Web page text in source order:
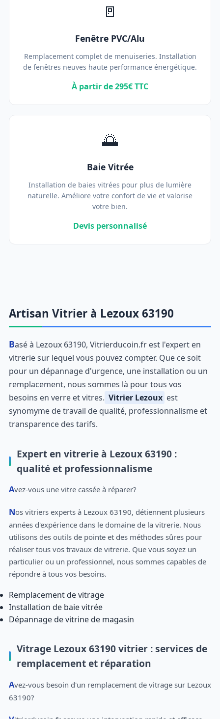
🚪
Fenêtre PVC/Alu
Remplacement complet de menuiseries. Installation
de fenêtres neuves haute performance énergétique.
À partir de 295€ TTC
🌅
Baie Vitrée
Installation de baies vitrées pour plus de lumière
naturelle. Améliore votre confort de vie et valorise
votre bien.
Devis personnalisé
Artisan Vitrier à Lezoux 63190
Basé à Lezoux 63190, Vitrierducoin.fr est l'expert en
vitrerie sur lequel vous pouvez compter. Que ce soit
pour un dépannage d'urgence, une installation ou un
remplacement, nous sommes là pour tous vos
besoins en verre et vitres. Vitrier Lezoux est
synomyme de travail de qualité, professionnalisme et
transparence des tarifs.
Expert en vitrerie à Lezoux 63190 :
qualité et professionnalisme
Avez-vous une vitre cassée à réparer?
Nos vitriers experts à Lezoux 63190, détiennent plusieurs
années d'expérience dans le domaine de la vitrerie. Nous
utilisons des outils de pointe et des méthodes sûres pour
réaliser tous vos travaux de vitrerie. Que vous soyez un
particulier ou un professionnel, nous sommes capables de
répondre à tous vos besoins.
Remplacement de vitrage
Installation de baie vitrée
Dépannage de vitrine de magasin
Vitrage Lezoux 63190 vitrier : services de
remplacement et réparation
Avez-vous besoin d'un remplacement de vitrage sur Lezoux
63190?